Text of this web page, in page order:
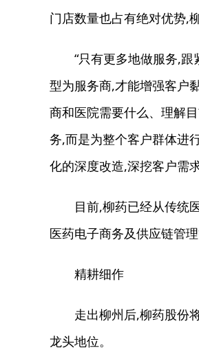
门店数量也占有绝对优势,
“只有更多地做服务,跟
型为服务商,才能增强客户
商和医院需要什么、理解
务,而是为整个客户群体进
化的深度改造,深挖客户需
目前,柳药已经从传统医
医药电子商务及供应链管
精耕细作
走出柳州后,柳药股份将
龙头地位。